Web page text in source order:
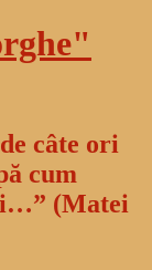
câte ori
cum
(Matei